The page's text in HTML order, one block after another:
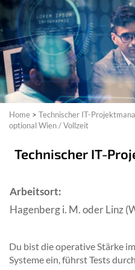
Systemstatus
Jobs
Jobkategorien
Berufsfelder
Für Unternehmen